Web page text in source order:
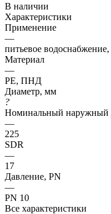
В наличии
Характеристики
Применение
—
питьевое
Материал
—
PE, ПНД
Диаметр, мм
?
Номинальный наружный
—
225
SDR
—
17
Давление, PN
—
PN 10
Все характеристики